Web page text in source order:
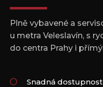
Plně vybavené a
u metra Veleslavín, s
do centra Prahy i
Snadná